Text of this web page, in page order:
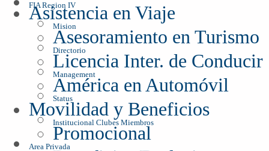
FIA Region IV
Mision
Directorio
Management
Status
Institucional Clubes Miembros
Area Privada
Asistencia en Viaje
Asesoramiento en Turismo
Licencia Inter. de Conducir
América en Automóvil
Movilidad y Beneficios
Promocional